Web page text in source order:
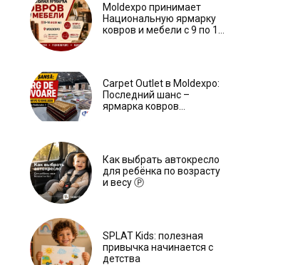
Moldexpo принимает
Национальную ярмарку
ковров и мебели с 9 по 14
Carpet Outlet в Moldexpo:
Последний шанс –
ярмарка ковров
Как выбрать автокресло
для ребёнка по возрасту
и весу Ⓟ
SPLAT Kids: полезная
привычка начинается с
детства